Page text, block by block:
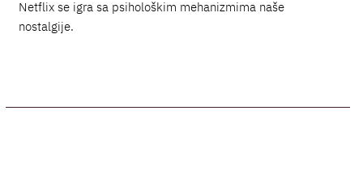
Netflix se igra sa psihološkim mehanizmima naše
nostalgije.